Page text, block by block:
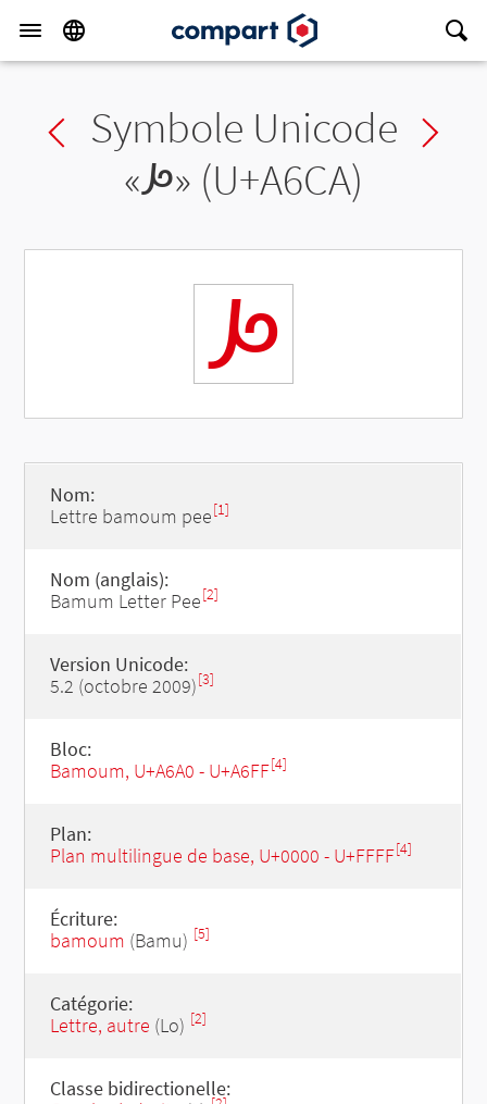
Previous char
Symbole Unicode
«ꛊ» (U+A6CA)
ꛊ
Nom:
Lettre bamoum pee[1]
Nom (anglais):
Bamum Letter Pee[2]
Version Unicode:
5.2 (octobre 2009)[3]
Bloc:
Bamoum, U+A6A0 - U+A6FF[4]
Plan:
Plan multilingue de base, U+0000 - U+FFFF[4]
Écriture:
bamoum (Bamu) [5]
Catégorie:
Lettre, autre (Lo) [2]
Classe bidirectionelle: